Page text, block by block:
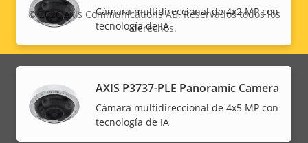
Cámara multidireccional de 4x2 MP con
tecnología de IA
AXIS P3737-PLE Panoramic Camera
Cámara multidireccional de 4x5 MP con
tecnología de IA
Legal
menu
© 2026Axis Communications AB. Reservados todos los
derechos.